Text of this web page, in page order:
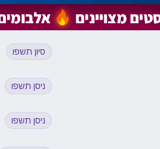
סיון תשפו
ניסן תשפו
ניסן תשפו